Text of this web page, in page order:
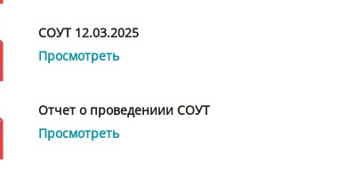
СОУТ 12.03.2025
Просмотреть
Отчет о проведениии СОУТ
Просмотреть